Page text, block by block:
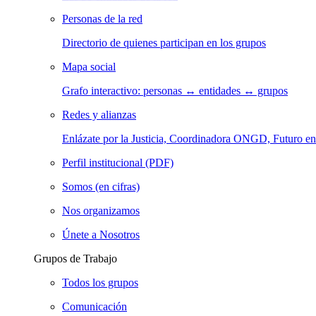
Personas de la red
Directorio de quienes participan en los grupos
Mapa social
Grafo interactivo: personas ↔ entidades ↔ grupos
Redes y alianzas
Enlázate por la Justicia, Coordinadora ONGD, Futuro
Perfil institucional (PDF)
Somos (en cifras)
Nos organizamos
Únete a Nosotros
Grupos de Trabajo
Todos los grupos
Comunicación